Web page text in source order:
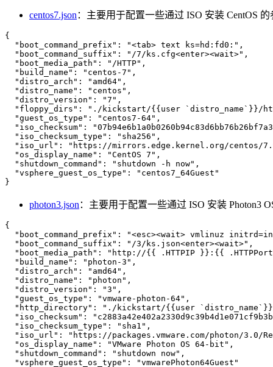
centos7.json ：主要用于配置一些通过 ISO 安装 CentOS
{
"boot_command_prefix" : "<tab> text ks=hd:fd0:" ,
"boot_command_suffix" : "/7/ks.cfg<enter><wait>" ,
"boot_media_path" : "/HTTP" ,
"build_name" : "centos-7" ,
"distro_arch" : "amd64" ,
"distro_name" : "centos" ,
"distro_version" : "7" ,
"floppy_dirs" : "./kickstart/{{user `distro_name`}}/
"guest_os_type" : "centos7-64" ,
"iso_checksum" :
"iso_checksum_type" : "sha256" ,
"iso_url" : "https://mirrors.edge.kernel.org/centos/
"os_display_name" : "CentOS 7" ,
"shutdown_command" : "shutdown -h now" ,
"vsphere_guest_os_type" :
"centos7_64Guest"
}
photon3.json ：主要用于配置一些通过 ISO 安装 Photon3
{
"boot_command_prefix" : "<esc><wait> vmlinuz
"boot_command_suffix" : "/3/ks.json<enter><wait>" ,
"boot_media_path" : "http://{{ .HTTPIP }}:{{
"build_name" : "photon-3" ,
"distro_arch" : "amd64" ,
"distro_name" : "photon" ,
"distro_version" : "3" ,
"guest_os_type" : "vmware-photon-64" ,
"http_directory" : "./kickstart/{{user
"iso_checksum" :
"iso_checksum_type" : "sha1" ,
"iso_url" : "https://packages.vmware.com/photon/3.0/
"os_display_name" : "VMware Photon OS 64-bit" ,
"shutdown_command" : "shutdown now" ,
"vsphere_guest_os_type" : "vmwarePhoton64Guest"